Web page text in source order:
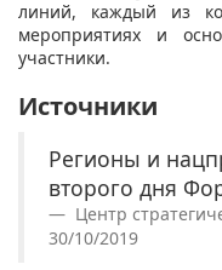
линий, каждый из
мероприятиях и
участники.
Источники
Регионы и
второго дня
Центр
30/10/2019